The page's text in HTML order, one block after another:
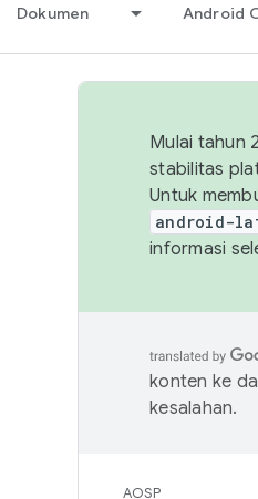
Dokumen Android
Mulai tahun
stabilitas
Untuk
android-
informasi
konten ke
kesalahan.
AOSP